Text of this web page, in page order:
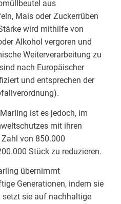
aus
Mais oder Zuckerrüben
wird mithilfe von
Alkohol vergoren und
Weiterverarbeitung zu
nach Europäischer
und entsprechen der
ist es jedoch, im
mit ihren
von 850.000
Stück zu reduzieren.
übernimmt
Generationen, indem sie
sie auf nachhaltige